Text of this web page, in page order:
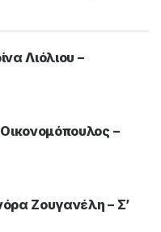
Λιόλιου –
–
Ζουγανέλη – Σ’